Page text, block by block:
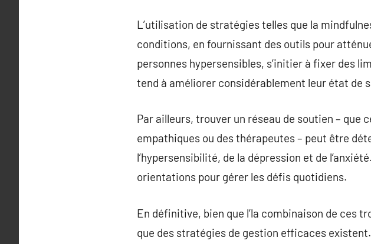
L’utilisation de stratégies telles que la
conditions, en fournissant des outils pour
personnes hypersensibles, s’initier à fixer des
tend à améliorer considérablement leur état de
Par ailleurs, trouver un réseau de soutien – que
empathiques ou des thérapeutes – peut être
l’hypersensibilité, de la dépression et de
orientations pour gérer les défis quotidiens.
En définitive, bien que l’la combinaison de ces
que des stratégies de gestion efficaces